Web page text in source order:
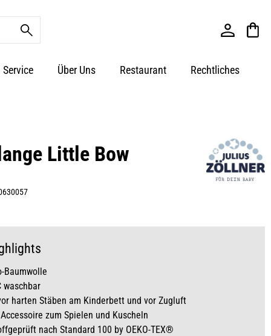
Service Über Uns Restaurant Rechtliches
Little Bow
Baumwolle
waschbar
harten Stäben am Kinderbett und vor Zugluft
zum Spielen und Kuscheln
nach Standard 100 by OEKO-TEX®